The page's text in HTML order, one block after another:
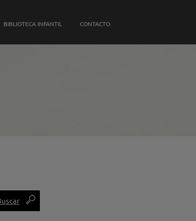
BIBLIOTECA INFANTIL CONTACTO